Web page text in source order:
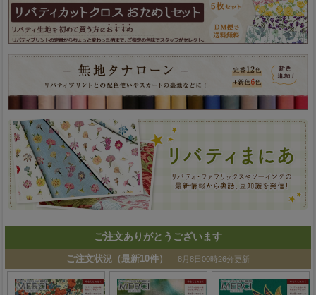
ご注文ありがとうございます